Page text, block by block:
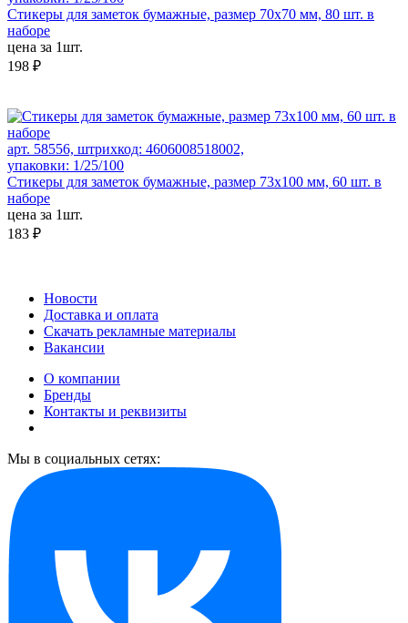
Стикеры для заметок бумажные, размер 70х70 мм, 80 шт. в
наборе
цена за 1шт.
198 ₽
арт. 58556, штрихкод: 4606008518002,
упаковки: 1/25/100
Стикеры для заметок бумажные, размер 73х100 мм, 60 шт. в
наборе
цена за 1шт.
183 ₽
Новости
Доставка и оплата
Скачать рекламные материалы
Вакансии
О компании
Бренды
Контакты и реквизиты
Мы в социальных сетях: